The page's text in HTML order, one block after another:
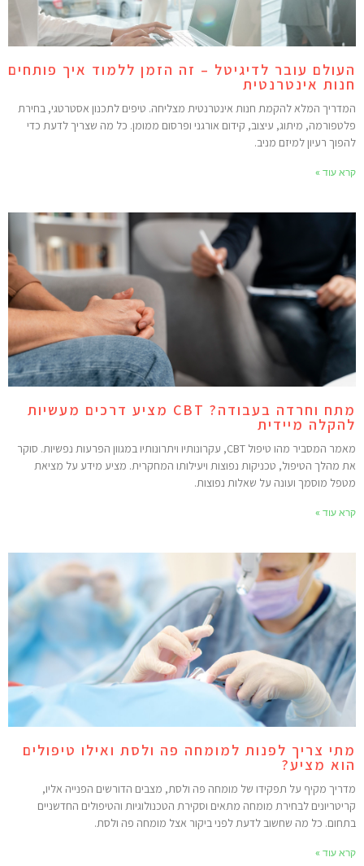
עובר לדיגיטל – זה הזמן ללמוד איך פותחים
אינטרנטית
המלא להקמת חנות אינטרנטית מצליחה. טיפים לתכנון אסטרטגי, בחירת
מיתוג, עיצוב, קידום אורגני ופרסום ממומן. כל מה שצריך לדעת כדי
רעיון למיזם מניב.
עוד »
מתח וחרדה בעבודה? CBT מציע דרכים מעשיות
מיידית
מאמר המסביר מהו טיפול CBT, עקרונותיו ויתרונותיו במגוון הפרעות נפשיות. סוקר
מהלך הטיפול, טכניקות נפוצות ויעילותו המחקרית. מציע מידע על מציאת
מוסמך ועונה על שאלות נפוצות.
עוד »
צריך לפנות למומחה פה ולסת ואילו טיפולים
מציע?
מקיף על תפקידו של מומחה פה ולסת, מצבים הדורשים הפנייה אליו,
לבחירת מומחה מתאים וסקירת הטכנולוגיות והטיפולים החדשניים
כל מה שחשוב לדעת לפני ביקור אצל מומחה פה ולסת.
עוד »